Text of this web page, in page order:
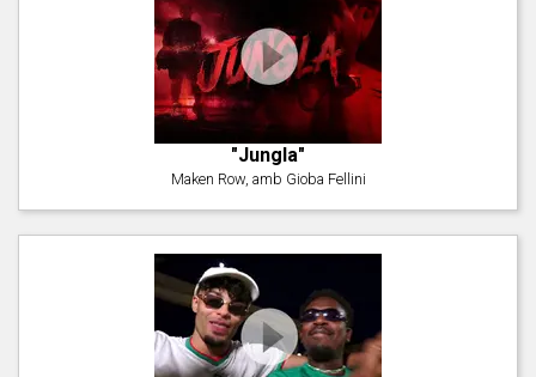
"Jungla"
Maken Row, amb Gioba Fellini